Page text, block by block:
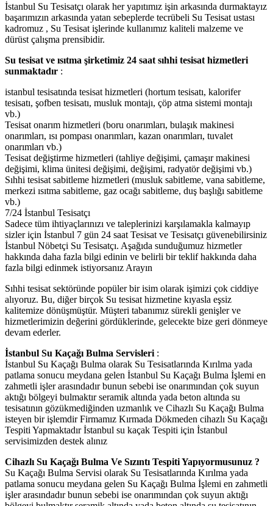
İstanbul Su Tesisatçı olarak her yapıtımız işin arkasında durmaktayız
başarımızın arkasında yatan sebeplerde tecrübeli Su Tesisat ustası
kadromuz , Su Tesisat işlerinde kullanımız kaliteli malzeme ve
dürüst çalışma prensibidir.
Su tesisat ve ısıtma şirketimiz 24 saat sıhhi tesisat hizmetleri
sunmaktadır :
istanbul tesisatında tesisat hizmetleri (hortum tesisatı, kalorifer
tesisatı, şofben tesisatı, musluk montajı, çöp atma sistemi montajı
vb.)
Tesisat onarım hizmetleri (boru onarımları, bulaşık makinesi
onarımları, ısı pompası onarımları, kazan onarımları, tuvalet
onarımları vb.)
Tesisat değiştirme hizmetleri (tahliye değişimi, çamaşır makinesi
değişimi, klima ünitesi değişimi, değişimi, radyatör değişimi vb.)
Sıhhi tesisat sabitleme hizmetleri (musluk sabitleme, vana sabitleme,
merkezi ısıtma sabitleme, gaz ocağı sabitleme, duş başlığı sabitleme
vb.)
7/24 İstanbul Tesisatçı
Sadece tüm ihtiyaçlarınızı ve taleplerinizi karşılamakla kalmayıp
sizler için İstanbul 7 gün 24 saat Tesisat ve Tesisatçı güvenebilirsiniz
İstanbul Nöbetçi Su Tesisatçı. Aşağıda sunduğumuz hizmetler
hakkında daha fazla bilgi edinin ve belirli bir teklif hakkında daha
fazla bilgi edinmek istiyorsanız Arayın
Sıhhi tesisat sektöründe popüler bir isim olarak işimizi çok ciddiye
alıyoruz. Bu, diğer birçok Su tesisat hizmetine kıyasla eşsiz
kalitemize dönüşmüştür. Müşteri tabanımız sürekli genişler ve
hizmetlerimizin değerini gördüklerinde, gelecekte bize geri dönmeye
devam ederler.
İstanbul Su Kaçağı Bulma Servisleri :
İstanbul Su Kaçağı Bulma olarak Su Tesisatlarında Kırılma yada
patlama sonucu meydana gelen İstanbul Su Kaçağı Bulma İşlemi en
zahmetli işler arasındadır bunun sebebi ise onarımından çok suyun
aktığı bölgeyi bulmaktır seramik altında yada beton altında su
tesisatının gözükmediğinden uzmanlık ve Cihazlı Su Kaçağı Bulma
isteyen bir işlemdir Firmamız Kırmada Dökmeden cihazlı Su Kaçağı
Tespiti Yapmaktadır İstanbul su kaçak Tespiti için İstanbul
servisimizden destek alınız
Cihazlı Su Kaçağı Bulma Ve Sızıntı Tespiti Yapıyormusunuz ?
Su Kaçağı Bulma Servisi olarak Su Tesisatlarında Kırılma yada
patlama sonucu meydana gelen Su Kaçağı Bulma İşlemi en zahmetli
işler arasındadır bunun sebebi ise onarımından çok suyun aktığı